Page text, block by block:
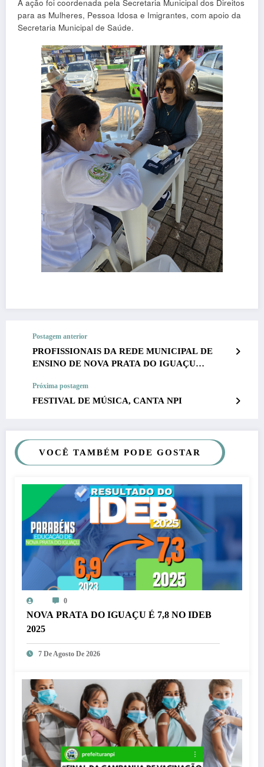
A ação foi coordenada pela Secretaria Municipal dos Direitos
para as Mulheres, Pessoa Idosa e Imigrantes, com apoio da
Secretaria Municipal de Saúde.
Postagem anterior
PROFISSIONAIS DA REDE MUNICIPAL DE
ENSINO DE NOVA PRATA DO IGUAÇU
ESCOLAR
Próxima postagem
FESTIVAL DE MÚSICA, CANTA NPI
VOCÊ TAMBÉM PODE GOSTAR
0
NOVA PRATA DO IGUAÇU É 7,8 NO IDEB
2025
7 De Agosto De 2026